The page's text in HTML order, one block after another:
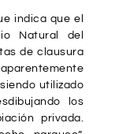
indica que el
Natural del
de clausura
utilizado
los
privada.